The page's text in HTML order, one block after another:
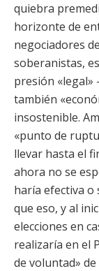
quiebra
horizonte de
negociadores
soberanistas,
presión
también
insostenible.
«punto de
llevar hasta el
ahora no se
haría efectiva o
que eso, y al
elecciones en
realizaría en el
de voluntad»